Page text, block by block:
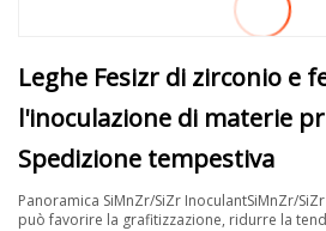
Leghe Fesizr di zirconio e
l'inoculazione di materie
Spedizione tempestiva
Panoramica SiMnZr/SiZr InoculantSiMnZr/
può favorire la grafitizzazione, ridurre la tend